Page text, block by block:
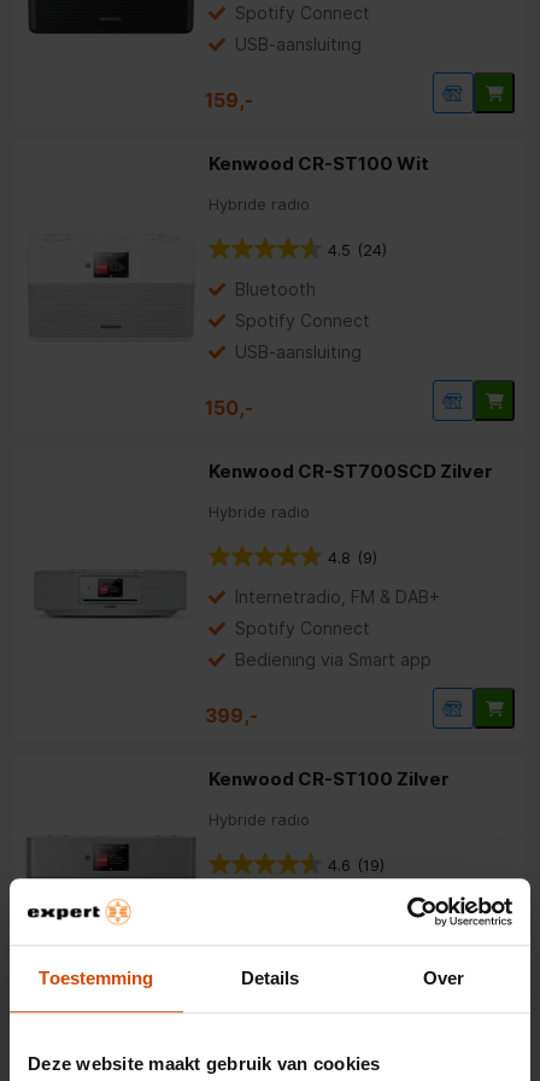
Toestemming Details Over
Deze website maakt gebruik van cookies
Spotify Connect
USB-aansluiting
159,-
Kenwood CR-ST100 Wit
Hybride radio
4.5 (24)
Bluetooth
Spotify Connect
USB-aansluiting
150,-
Kenwood CR-ST700SCD Zilver
Hybride radio
4.8 (9)
Internetradio, FM & DAB+
Spotify Connect
Bediening via Smart app
399,-
Kenwood CR-ST100 Zilver
Hybride radio
4.6 (19)
139,-